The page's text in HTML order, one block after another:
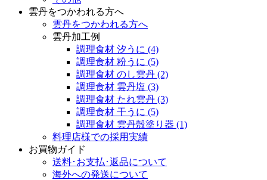
雲丹をつかわれる方へ
雲丹をつかわれる方へ
雲丹加工例
調理食材 汐うに (4)
調理食材 粉うに (5)
調理食材 のし雲丹 (2)
調理食材 雲丹塩 (3)
調理食材 たれ雲丹 (3)
調理食材 干うに (5)
調理食材 雲丹殻塗り器 (1)
料理店様での採用実績
お買物ガイド
送料･お支払･返品について
海外への発送について